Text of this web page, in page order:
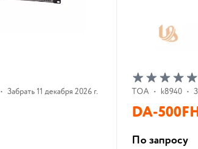
• Забрать 11 декабря 2026 г. TOA • k8940 •
DA-
По запросу